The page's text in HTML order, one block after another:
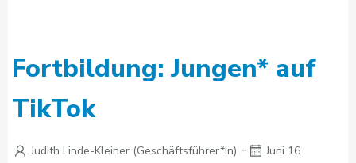
Fortbildung: Jungen* auf
TikTok
Judith Linde-Kleiner (Geschäftsführer*in) - Juni 16